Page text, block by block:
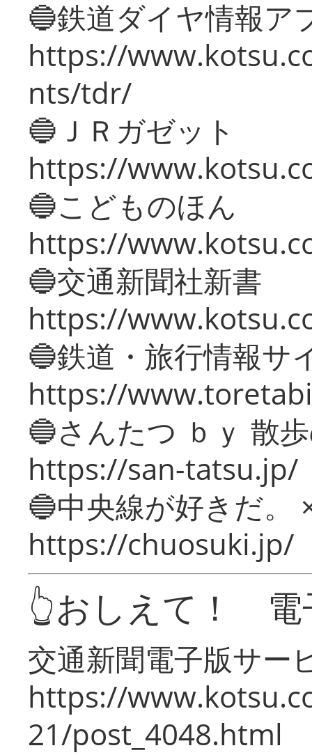
🔵鉄道ダイヤ情報ア
https://
nts/tdr/
🔵ＪＲガゼット
https://
🔵こどものほん
https://
🔵交通新聞社新書
https://
🔵鉄道・旅行情報サ
https://
🔵さんたつ ｂｙ 散
https://san-tatsu.jp/
🔵中央線が好きだ。
https://chuosuki.jp/
👆おしえて！ 電
交通新聞電子版サー
https://
21/post_4048.html